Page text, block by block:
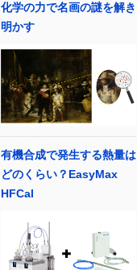
化学の力で名画の謎を解き
明かす
有機合成で発生する熱量は
どのくらい？EasyMax
HFCal